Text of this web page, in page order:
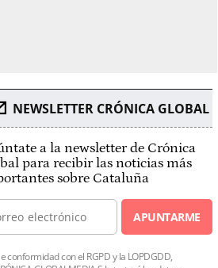
NEWSLETTER CRÓNICA GLOBAL
a la newsletter de Crónica
para recibir las noticias más
sobre Cataluña
APUNTARME
conformidad con el RGPD y la LOPDGDD,